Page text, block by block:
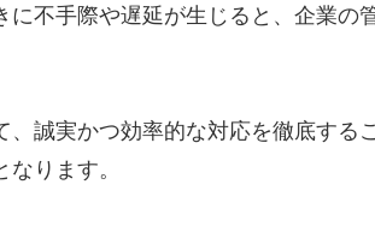
に不手際や遅延が生じると、企業
、誠実かつ効率的な対応を徹底す
ります。